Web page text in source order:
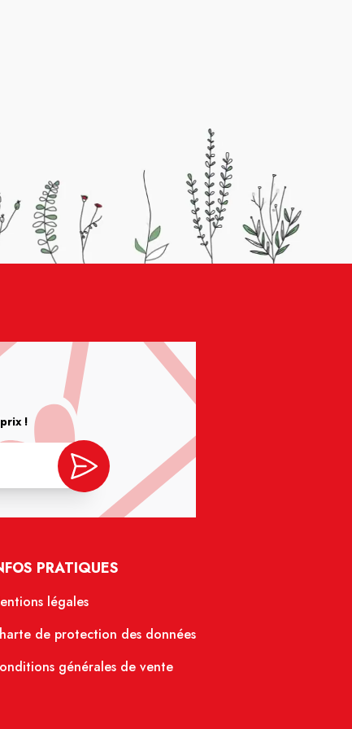
!
PRATIQUES
légales
de protection des données
générales de vente